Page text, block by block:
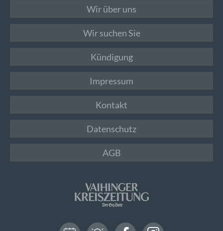
Wir über uns
Wir suchen Sie
Kündigung
Impressum
Kontakt
Datenschutz
AGB